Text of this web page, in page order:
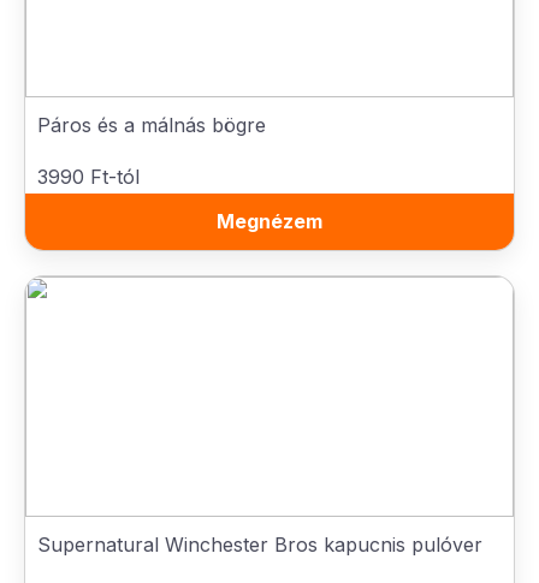
Páros és a málnás bögre
3990 Ft-tól
Megnézem
Supernatural Winchester Bros kapucnis pulóver